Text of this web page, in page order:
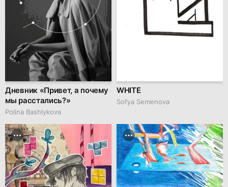
Дневник «Привет, а почему
мы расстались?»
Polina Bashlykova
WHITE
Sofya Semenova